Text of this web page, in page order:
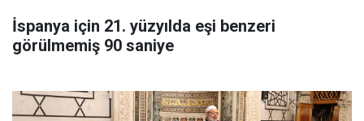
İspanya için 21. yüzyılda eşi benzeri
görülmemiş 90 saniye